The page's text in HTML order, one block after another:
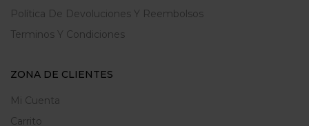
Política De Devoluciones Y Reembolsos
Terminos Y Condiciones
ZONA DE CLIENTES
Mi Cuenta
Carrito